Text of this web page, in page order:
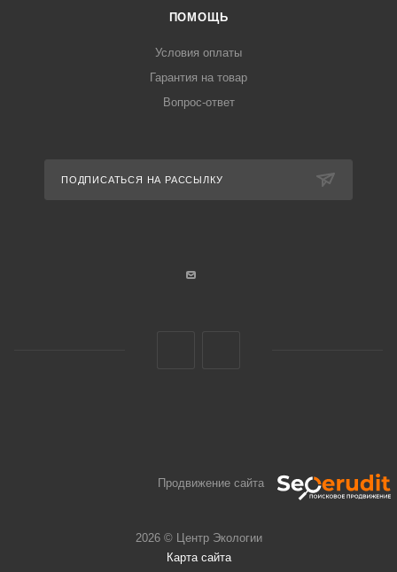
ПОМОЩЬ
Условия оплаты
Гарантия на товар
Вопрос-ответ
ПОДПИСАТЬСЯ НА РАССЫЛКУ
Продвижение сайта
2026 © Центр Экологии
Карта сайта